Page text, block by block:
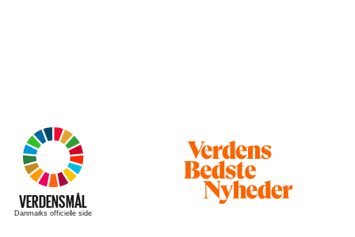
VERDENSMÅL
–
Danmarks officielle side
Besøg
hjemmesiden